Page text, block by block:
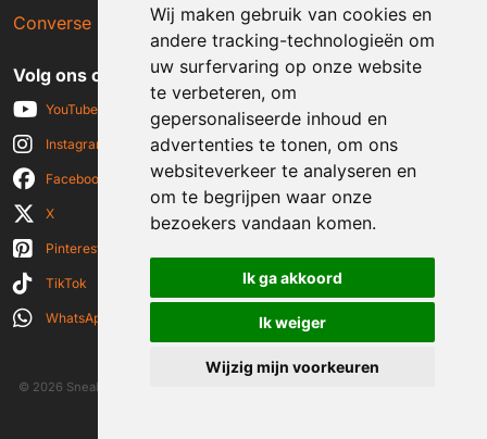
Wij maken gebruik van cookies en
andere tracking-technologieën om
uw surfervaring op onze website
te verbeteren, om
gepersonaliseerde inhoud en
advertenties te tonen, om ons
websiteverkeer te analyseren en
om te begrijpen waar onze
bezoekers vandaan komen.
Ik ga akkoord
Ik weiger
Wijzig mijn voorkeuren
Converse sneakers
Volg ons op social media
YouTube
Instagram
Facebook
X
Pinterest
TikTok
WhatsApp
© 2026 Sneakerplaats.nl